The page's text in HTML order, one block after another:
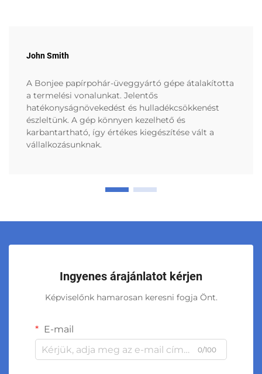
John Smith
A Bonjee papírpohár-üveggyártó gépe átalakította
a termelési vonalunkat. Jelentős
hatékonyságnövekedést és hulladékcsökkenést
észleltünk. A gép könnyen kezelhető és
karbantartható, így értékes kiegészítése vált a
vállalkozásunknak.
Ingyenes árajánlatot kérjen
Képviselőnk hamarosan keresni fogja Önt.
E-mail
0/100